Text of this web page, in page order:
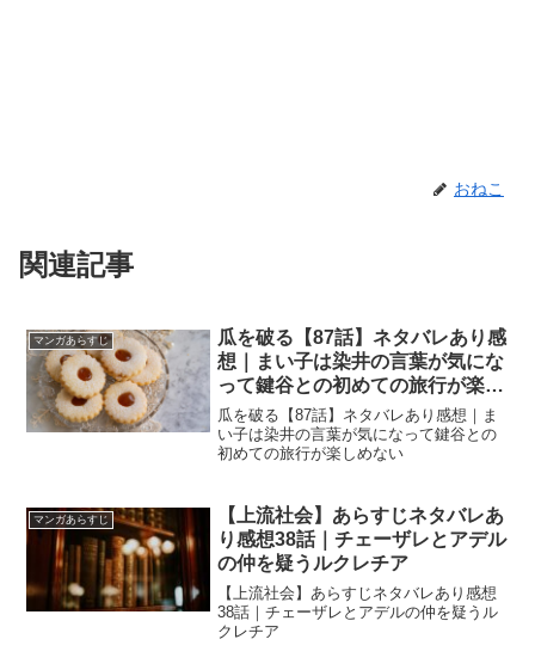
おねこ
関連記事
マンガあらすじ
瓜を破る【87話】ネタバレあり感
想｜まい子は染井の言葉が気にな
って鍵谷との初めての旅行が楽し
めない
瓜を破る【87話】ネタバレあり感想｜ま
い子は染井の言葉が気になって鍵谷との
初めての旅行が楽しめない
マンガあらすじ
【上流社会】あらすじネタバレあ
り感想38話｜チェーザレとアデル
の仲を疑うルクレチア
【上流社会】あらすじネタバレあり感想
38話｜チェーザレとアデルの仲を疑うル
クレチア